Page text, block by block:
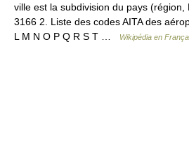
ville est la subdivision du pays
3166 2. Liste des codes AITA des
L M N O P Q R S T …
Wikipédia en